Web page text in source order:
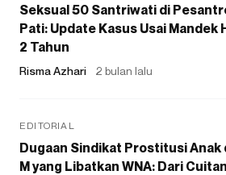
Seksual 50 Santriwati di
Pati: Update Kasus Usai Mandek
2 Tahun
Risma Azhari 2 bulan lalu
EDITORIAL
Dugaan Sindikat Prostitusi Anak
M yang Libatkan WNA: Dari